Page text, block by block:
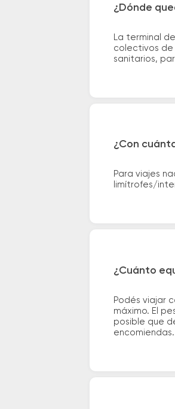
¿Dónde
La terminal
colectivos de
sanitarios,
¿Con
Para viajes
limítrofes/
¿Cuánto
Podés viajar
máximo. El
posible que
encomiendas.